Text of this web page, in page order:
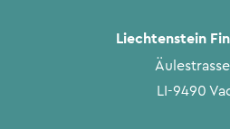
Liechtenstein
LI-9490